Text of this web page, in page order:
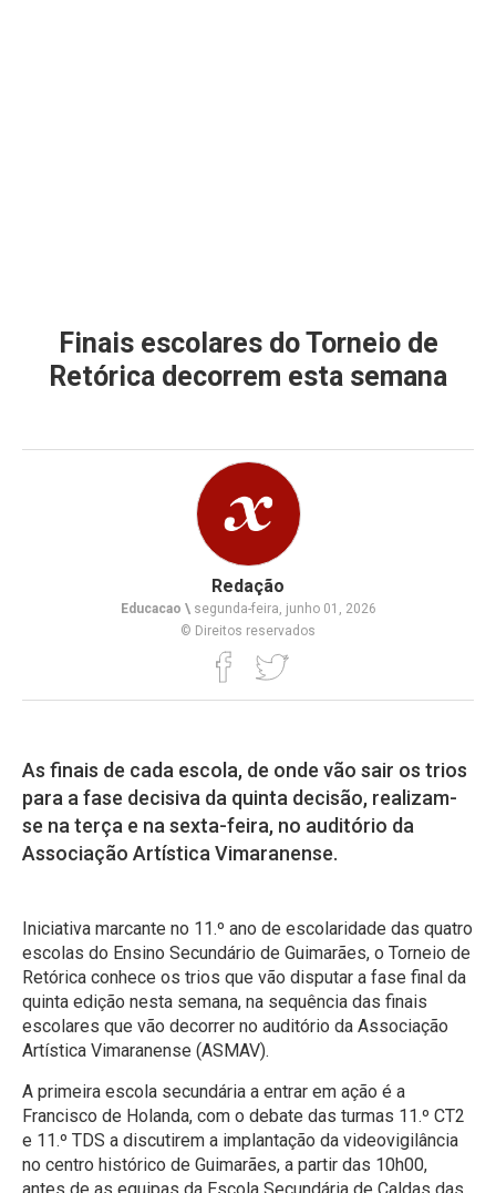
Finais escolares do Torneio de
Retórica decorrem esta semana
Redação
Educacao \segunda-feira, junho 01, 2026
© Direitos reservados
As finais de cada escola, de onde vão sair os trios
para a fase decisiva da quinta decisão, realizam-
se na terça e na sexta-feira, no auditório da
Associação Artística Vimaranense.
Iniciativa marcante no 11.º ano de escolaridade das quatro
escolas do Ensino Secundário de Guimarães, o Torneio de
Retórica conhece os trios que vão disputar a fase final da
quinta edição nesta semana, na sequência das finais
escolares que vão decorrer no auditório da Associação
Artística Vimaranense (ASMAV).
A primeira escola secundária a entrar em ação é a
Francisco de Holanda, com o debate das turmas 11.º CT2
e 11.º TDS a discutirem a implantação da videovigilância
no centro histórico de Guimarães, a partir das 10h00,